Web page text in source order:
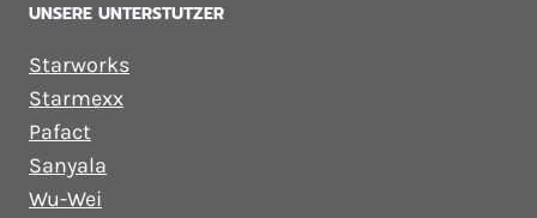
UNSERE UNTERSTUTZER
Starworks
Starmexx
Pafact
Sanyala
Wu-Wei